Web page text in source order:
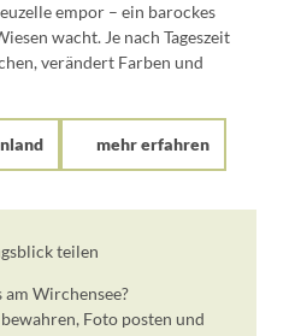
empor – ein barockes
wacht. Je nach Tageszeit
verändert Farben und
mehr erfahren
teilen
am Wirchensee?
Foto posten und